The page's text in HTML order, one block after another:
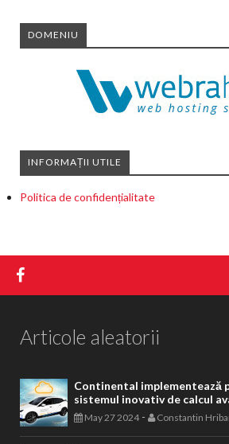
DOMENIU
INFORMAȚII UTILE
Politica de confidențialitate
Articole aleatorii
Continental implementează
sistemul inovativ de calcul
May 27 2024- Constantin